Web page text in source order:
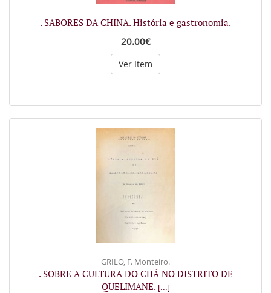
. SABORES DA CHINA. História e gastronomia.
20.00€
Ver Item
GRILO, F. Monteiro.
. SOBRE A CULTURA DO CHÁ NO DISTRITO DE
QUELIMANE. [...]